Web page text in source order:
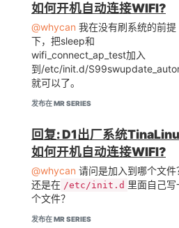
p-9.0.3-py2.py3-none-any.
whl/pip/utils/glibc.py",
line 4, in <module>
  File "/home/d1/tinalinu
x-sdk/tina-d1-open-v1.0/o
ut/d1-nezha/compile_dir/t
arget/host/Python-2.7.15/
line 7, in <module>
nion, Structure, Array
ImportError: No module na
med _ctypes
make[4]: *** [install] Er
ror 1
文档刷debian，这样用python会更
如何开机自动连接WIFI?
@whycan 我在没有刷系统的前提
下，把sleep和
wifi_connect_ap_test加入
到/etc/init.d/
就可以了。
发布在 MR SERIES
回复: D1出厂系统
如何开机自动连接WIFI?
@whycan 请问是加入到哪个文件
还是在 /etc/init.d 里面自己写
个文件？
发布在 MR SERIES